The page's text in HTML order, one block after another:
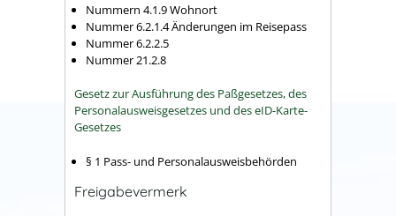
Nummern 4.1.9 Wohnort
Nummer 6.2.1.4 Änderungen im Reisepass
Nummer 6.2.2.5
Nummer 21.2.8
Gesetz zur Ausführung des Paßgesetzes, des
Personalausweisgesetzes und des eID-Karte-
Gesetzes
§ 1 Pass- und Personalausweisbehörden
Freigabevermerk